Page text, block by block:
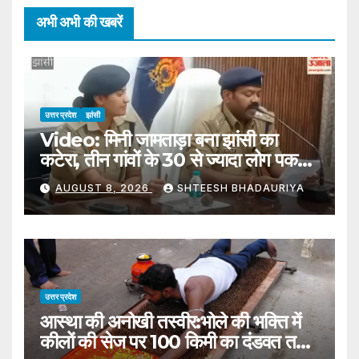
अभी अभी की खबरें
उत्तर प्रदेश झांसी
Video: मिनी जामताड़ा बना झांसी का
कटेरा, तीन गांवों के 30 से ज्यादा लोग पकड़े
गएAUGUST 8, 2026 SHTEESH BHADAURIYA
उत्तर प्रदेश
आस्था की अनोखी तस्वीर:भोले की भक्ति में
कीलों की सेज पर 100 किमी का दंडवत तय